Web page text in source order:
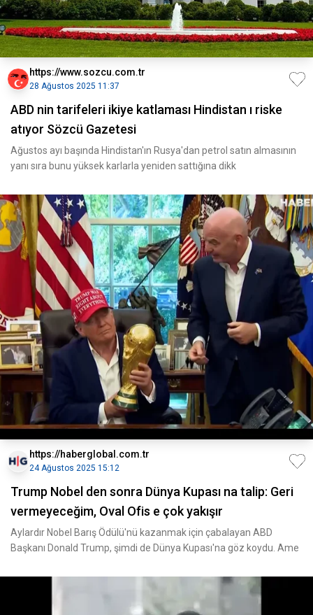
https://www.sozcu.com.tr
28 Ağustos 2025 11:37
ABD nin tarifeleri ikiye katlaması Hindistan ı riske
atıyor Sözcü Gazetesi
Ağustos ayı başında Hindistan'ın Rusya'dan petrol satın almasının
yanı sıra bunu yüksek karlarla yeniden sattığına dikk
https://haberglobal.com.tr
24 Ağustos 2025 15:12
Trump Nobel den sonra Dünya Kupası na talip: Geri
vermeyeceğim, Oval Ofis e çok yakışır
Aylardır Nobel Barış Ödülü'nü kazanmak için çabalayan ABD
Başkanı Donald Trump, şimdi de Dünya Kupası'na göz koydu. Ame